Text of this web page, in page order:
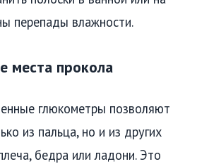
перепады влажности.
места прокола
глюкометры позволяют
из пальца, но и из других
бедра или ладони. Это